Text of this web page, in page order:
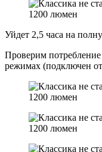
Уйдет 2,5 часа на
Проверим
режимах (подключен